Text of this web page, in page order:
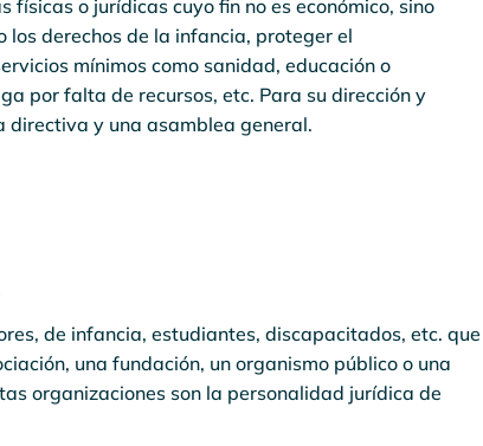
físicas o jurídicas cuyo fin no es económico, sino
derechos de la infancia, proteger el
mínimos como sanidad, educación o
por falta de recursos, etc. Para su dirección y
directiva y una asamblea general.
de infancia, estudiantes, discapacitados, etc. que
una fundación, un organismo público o una
organizaciones son la personalidad jurídica de